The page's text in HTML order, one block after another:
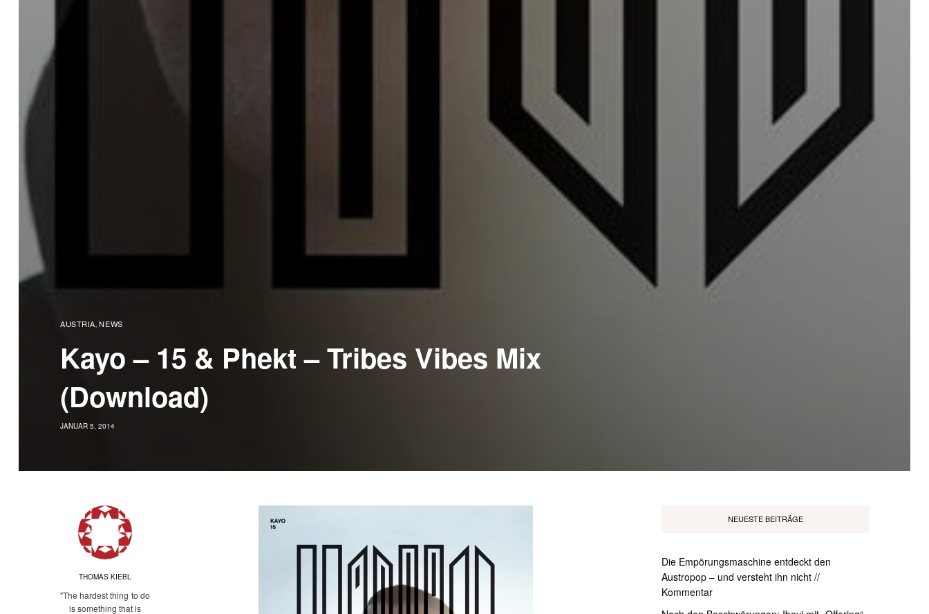
AUSTRIA NEWS
Kayo – 15 & Phekt – Tribes Vibes Mix
(Download)
JANUAR 5, 2014
THOMAS KIEBL
"The hardest thing to do
is something that is
NEUESTE BEITRÄGE
Die Empörungsmaschine entdeckt den
Austropop – und versteht ihn nicht //
Kommentar